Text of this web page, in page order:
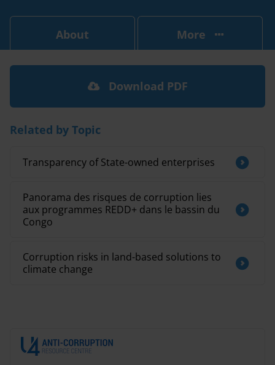
About More
Download PDF
Related by Topic
Transparency of State-owned enterprises
Panorama des risques de corruption lies
aux programmes REDD+ dans le bassin du
Congo
Corruption risks in land-based solutions to
climate change